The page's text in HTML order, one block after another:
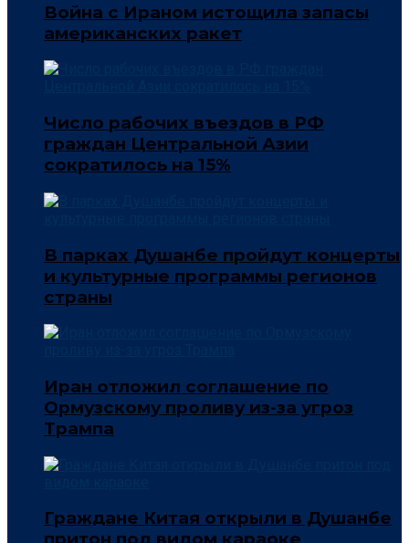
Война с Ираном истощила запасы
американских ракет
Число рабочих въездов в РФ
граждан Центральной Азии
сократилось на 15%
В парках Душанбе пройдут концерты
и культурные программы регионов
страны
Иран отложил соглашение по
Ормузскому проливу из-за угроз
Трампа
Граждане Китая открыли в Душанбе